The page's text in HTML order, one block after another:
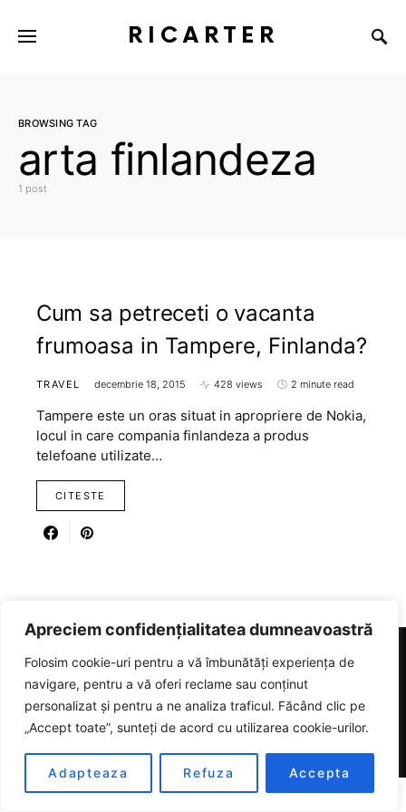
Apreciem confidențialitatea dumneavoastră
Folosim cookie-uri pentru a vă îmbunătăți experiența de
navigare, pentru a vă oferi reclame sau conținut
personalizat și pentru a ne analiza traficul. Făcând clic pe
„Accept toate”, sunteți de acord cu utilizarea cookie-urilor.
Adapteaza Refuza Accepta
RICARTER
BROWSING TAG
arta finlandeza
1 post
Cum sa petreceti o vacanta
frumoasa in Tampere, Finlanda?
TRAVEL decembrie 18, 2015 428 views 2 minute read
Tampere este un oras situat in apropriere de Nokia,
locul in care compania finlandeza a produs
telefoane utilizate…
CITESTE
RICARTER
Designed & Developed bySmartSeoPack.com